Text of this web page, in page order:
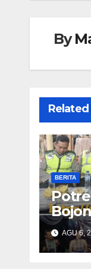
By
Related
BERITA
dan
AGU 6,